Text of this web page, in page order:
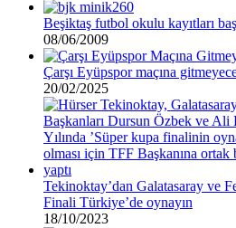
Beşiktaş futbol okulu kayıtları
08/06/2009
Çarşı Eyüpspor maçına
20/02/2025
Tekinoktay’dan Galatasaray ve
Finali Türkiye’de oynayın
18/10/2023